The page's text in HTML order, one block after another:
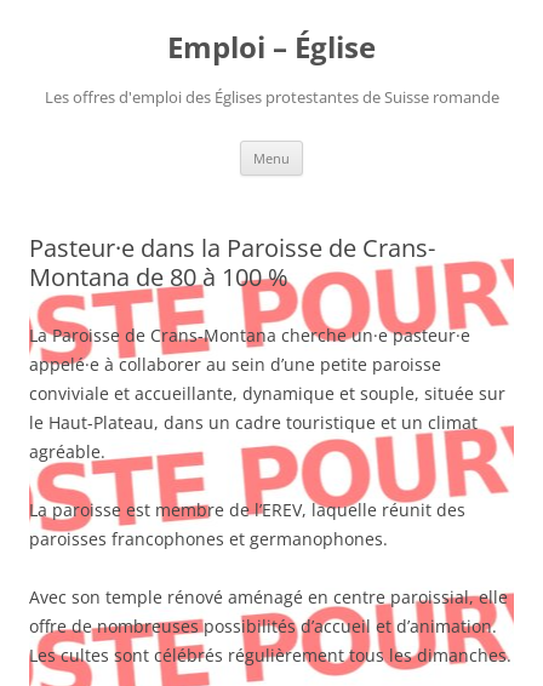
Emploi – Église
Les offres d'emploi des Églises protestantes de Suisse romande
Menu
Pasteur·e dans la Paroisse de Crans-
Montana de 80 à 100 %
La Paroisse de Crans-Montana cherche un·e pasteur·e
appelé·e à collaborer au sein d’une petite paroisse
conviviale et accueillante, dynamique et souple, située sur
le Haut-Plateau, dans un cadre touristique et un climat
agréable.
La paroisse est membre de l’EREV, laquelle réunit des
paroisses francophones et germanophones.
Avec son temple rénové aménagé en centre paroissial, elle
offre de nombreuses possibilités d’accueil et d’animation.
Les cultes sont célébrés régulièrement tous les dimanches.